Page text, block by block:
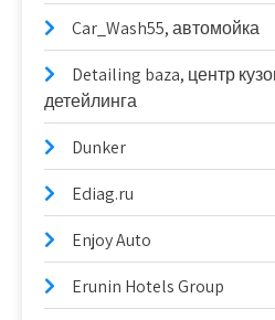
Car_Wash55, автомойка
Detailing baza, центр
детейлинга
Dunker
Ediag.ru
Enjoy Auto
Erunin Hotels Group